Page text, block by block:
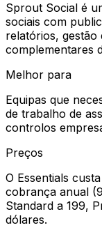
Sprout Social é
sociais com
relatórios, gestão
complementares
Melhor para
Equipas que
de trabalho de
controlos
Preços
O Essentials
cobrança anual
Standard a 199,
dólares.